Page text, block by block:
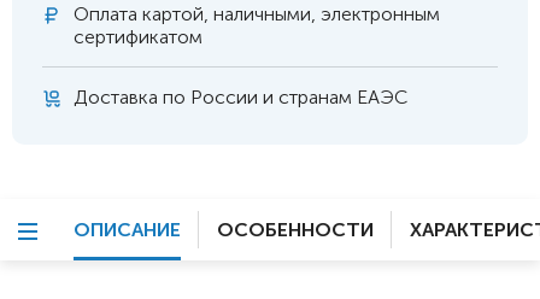
Оплата картой, наличными, электронным
сертификатом
Доставка по России и странам ЕАЭС
ОПИСАНИЕ ОСОБЕННОСТИ